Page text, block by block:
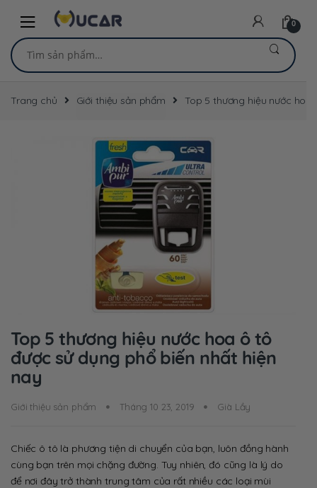
navigation
content
0
Tìm
kiếm:
Trang chủ Giới thiệu sản phẩm Top 5 thương hiệu nước
Top 5 thương hiệu nước hoa ô tô
được sử dụng phổ biến nhất hiện
nay
Giới thiệu sản phẩm Tháng 10 23, 2019 Già Lầy
Chiếc ô tô là phương tiện di chuyển của bạn, luôn đồng hành
cùng bạn trên mọi chặng đường. Tuy nhiên, đó cũng là lý do
để nơi đây trở thành trung tâm của rất nhiều các loại mùi